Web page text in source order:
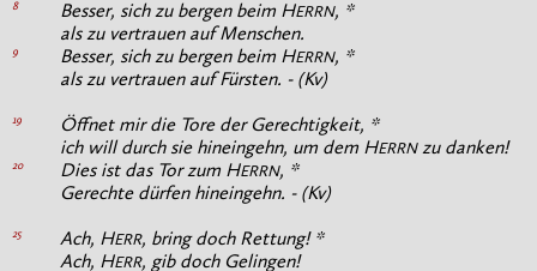
8 Besser, sich zu bergen beim HERRN, *
als zu vertrauen auf Menschen.
9 Besser, sich zu bergen beim HERRN, *
als zu vertrauen auf Fürsten. - (Kv)
19
Öffnet mir die Tore der Gerechtigkeit, *
ich will durch sie hineingehn, um dem HERRNzu danken!
20 Dies ist das Tor zum HERRN, *
Gerechte dürfen hineingehn. - (Kv)
25 Ach, HERR, bring doch Rettung! *
Ach, HERR, gib doch Gelingen!